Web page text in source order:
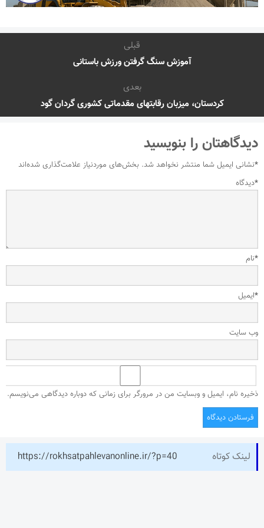
قبلی
آموزش سنگ گرفتن ورزش باستانی
بعدی
کردستان، میزبان رقابتهای مقدماتی کشوری گردان گود
دیدگاهتان را بنویسید
نشانی ایمیل شما منتشر نخواهد شد. بخش‌های موردنیاز علامت‌گذاری شده‌اند
*
دیدگاه*
نام*
ایمیل*
وب‌ سایت
ذخیره نام، ایمیل و وبسایت من در مرورگر برای زمانی که دوباره دیدگاهی می‌نویسم.
لینک کوتاه https://rokhsatpahlevanonline.ir/?p=40